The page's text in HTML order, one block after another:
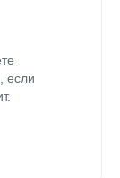
если